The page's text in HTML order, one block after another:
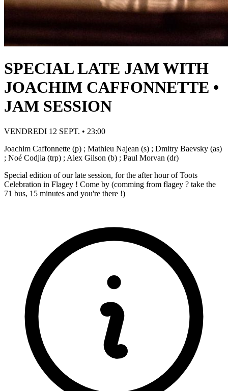
SPECIAL LATE JAM WITH
JOACHIM CAFFONNETTE •
JAM SESSION
VENDREDI 12 SEPT. • 23:00
Joachim Caffonnette (p) ; Mathieu Najean (s) ; Dmitry Baevsky (as)
; Noé Codjia (trp) ; Alex Gilson (b) ; Paul Morvan (dr)
Special edition of our late session, for the after hour of Toots
Celebration in Flagey ! Come by (comming from flagey ? take the
71 bus, 15 minutes and you're there !)